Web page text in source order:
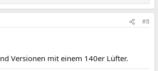
#8
Versionen mit einem 140er Lüfter.